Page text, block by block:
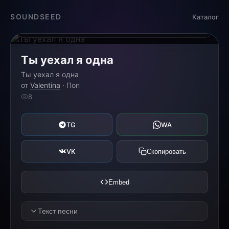
SOUNDSEED Каталог
Ты уехал я одна
Ты уехал я одна
от Valentina · Поп
8
TG WA
VK Скопировать
Embed
Текст песни